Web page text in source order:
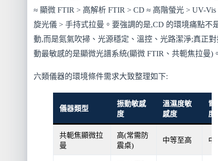
≈ 顯微 FTIR > 高解析 FTIR > CD ≈ 高階螢光 > UV-Vis
旋光儀 > 手持式拉曼。要強調的是,CD 的環境痛點不
動,而是氮氣吹掃、光源穩定、溫控、光路潔淨;真正對
動最敏感的是顯微光譜系統(顯微 FTIR、共軛焦拉曼)
六類儀器的環境條件需求大致整理如下:
儀器類型
振動敏感
度
溫濕度敏
感度
電
度
共軛焦顯微拉
曼
高(常需防
震桌)
中等至高 中